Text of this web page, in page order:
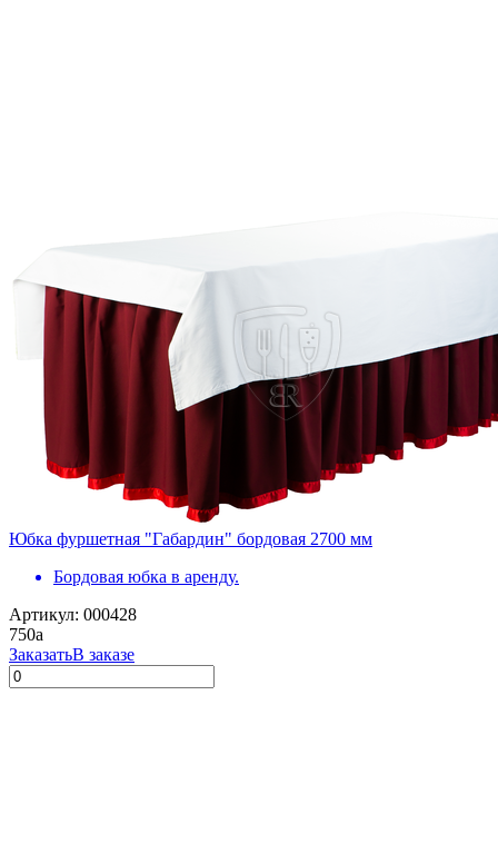
Юбка фуршетная "Габардин" бордовая 2700 мм
Бордовая юбка в аренду.
Артикул: 000428
750a
ЗаказатьВ заказе